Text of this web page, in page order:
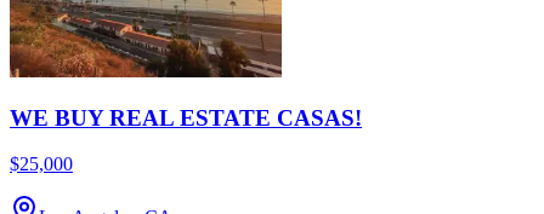
WE BUY REAL ESTATE CASAS!
$25,000